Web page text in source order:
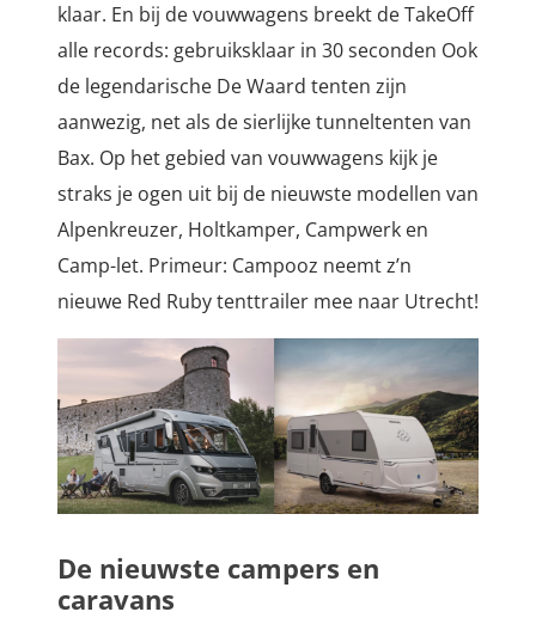
klaar. En bij de vouwwagens breekt de TakeOff
alle records: gebruiksklaar in 30 seconden Ook
de legendarische De Waard tenten zijn
aanwezig, net als de sierlijke tunneltenten van
Bax. Op het gebied van vouwwagens kijk je
straks je ogen uit bij de nieuwste modellen van
Alpenkreuzer, Holtkamper, Campwerk en
Camp-let. Primeur: Campooz neemt z’n
nieuwe Red Ruby tenttrailer mee naar Utrecht!
De nieuwste campers en
caravans